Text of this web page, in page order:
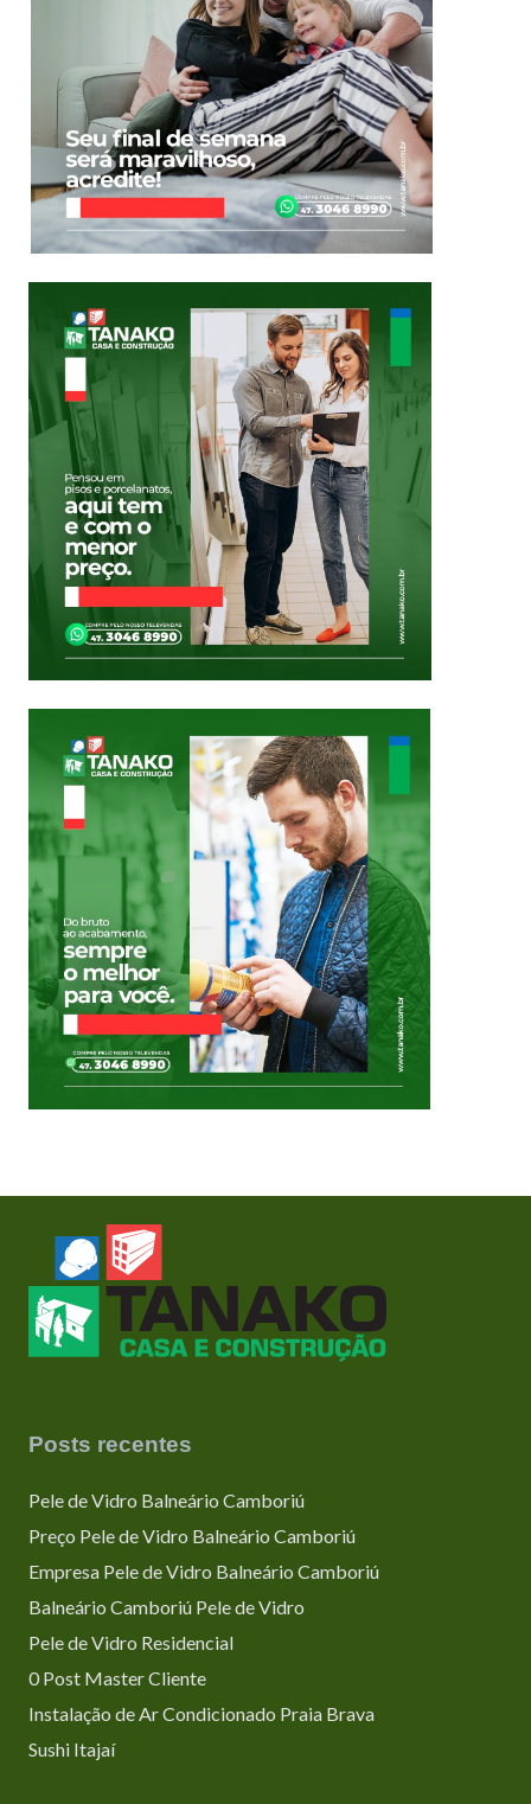
Posts recentes
Pele de Vidro Balneário Camboriú
Preço Pele de Vidro Balneário Camboriú
Empresa Pele de Vidro Balneário Camboriú
Balneário Camboriú Pele de Vidro
Pele de Vidro Residencial
0 Post Master Cliente
Instalação de Ar Condicionado Praia Brava
Sushi Itajaí